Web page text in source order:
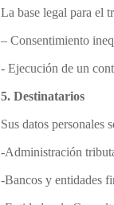
La base legal para el
– Consentimiento
- Ejecución de un
5. Destinatarios
Sus datos personales
-Administración
-Bancos y entidades